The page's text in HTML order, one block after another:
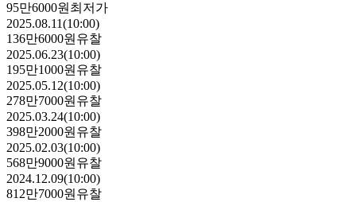
95만6000원 최저가
2025.08.11(10:00)
136만6000원 유찰
2025.06.23(10:00)
195만1000원 유찰
2025.05.12(10:00)
278만7000원 유찰
2025.03.24(10:00)
398만2000원 유찰
2025.02.03(10:00)
568만9000원 유찰
2024.12.09(10:00)
812만7000원 유찰